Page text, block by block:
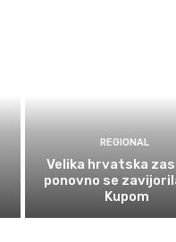
REGIONAL
Velika hrvatska
ponovno se
Kupom